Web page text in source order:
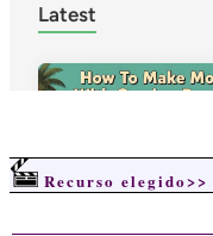
Recurso elegido>>